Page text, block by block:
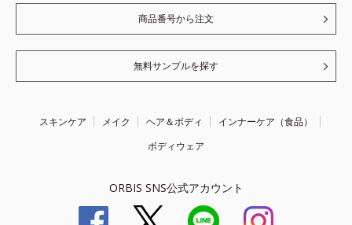
商品番号から注文
無料サンプルを探す
スキンケア メイク ヘア＆ボディ
インナーケア（食品）
ボディウェア
ORBIS SNS公式アカウント